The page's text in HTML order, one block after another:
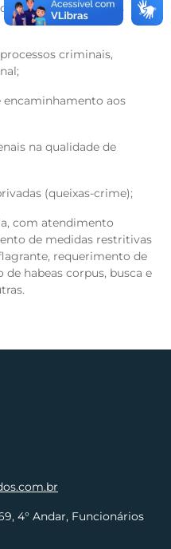
em inquéritos
criminais,
encaminhamento aos
na qualidade de
(queixas-crime);
com atendimento
de medidas restritivas
requerimento de
habeas corpus, busca e
4° Andar, Funcionários